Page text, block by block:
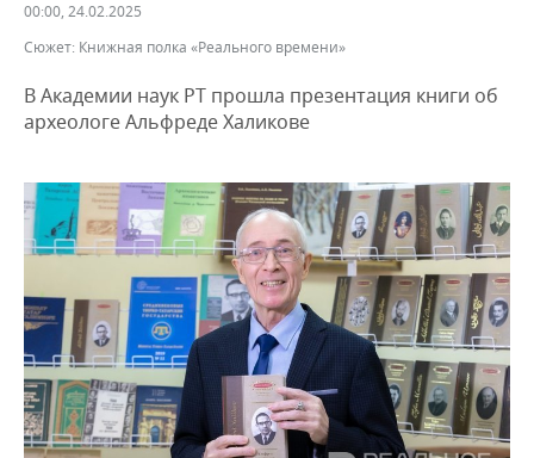
ДЕКЛАРАЦИИ О ДОХОДАХ
ВУЗЫ ТАТАРСТАНА
КОМУ ПРИНАДЛЕЖАТ
ТОРГОВЫЕ ЦЕНТРЫ
ТАТАРСТАНА
НОВОСТИ ЭКОНОМИКИ
БАНКИ
БЮДЖЕТ
ИНВЕСТИЦИИ
ПРОМЫШЛЕННОСТЬ
ПРОМЫШЛЕННОСТИ
МАШИНОСТРОЕНИЕ
НЕФТЕХИМИЯ
НЕФТЬ
ОПК
ЭНЕРГЕТИКА
НОВОСТИ НЕДВИЖИМОСТИ
АВТО
НОВОСТИ АВТО
БИЗНЕС
НОВОСТИ БИЗНЕСА
РОЗНИЧНАЯ ТОРГОВЛЯ
ТРАНСПОРТ
УСЛУГИ
ТЕХНОЛОГИИ
НОВОСТИ ТЕХНОЛОГИЙ
IT
МЕДИА
МЕРОПРИЯТИЯ
НОВОСТИ МЕРОПРИЯТИЙ
ВЫЕЗДНАЯ РЕДАКЦИЯ
СПОРТ
НОВОСТИ СПОРТА
ОБЩЕСТВО
00:00, 24.02.2025
Сюжет: Книжная полка «Реального времени»
В Академии наук РТ прошла презентация книги об
археологе Альфреде Халикове